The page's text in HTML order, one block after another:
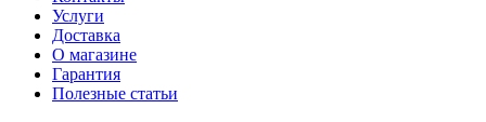
Услуги
Доставка
О магазине
Гарантия
Полезные статьи